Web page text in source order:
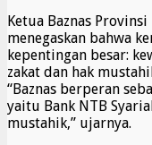
Ketua Baznas
menegaskan bahwa
kepentingan besar:
zakat dan hak
“Baznas berperan
yaitu Bank NTB
mustahik,” ujarnya.